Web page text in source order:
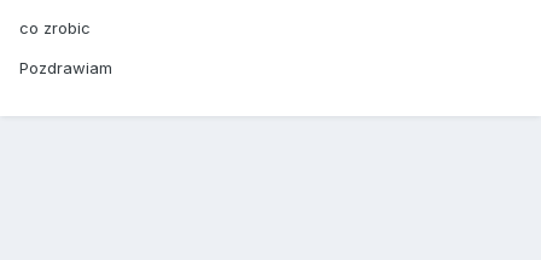
co zrobic
Pozdrawiam